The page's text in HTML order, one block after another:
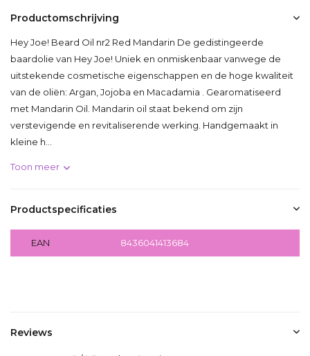
Productomschrijving
Hey Joe! Beard Oil nr2 Red Mandarin De gedistingeerde
baardolie van Hey Joe! Uniek en onmiskenbaar vanwege de
uitstekende cosmetische eigenschappen en de hoge kwaliteit
van de oliën: Argan, Jojoba en Macadamia . Gearomatiseerd
met Mandarin Oil. Mandarin oil staat bekend om zijn
verstevigende en revitaliserende werking. Handgemaakt in
kleine h...
Toon meer
Productspecificaties
EAN 8436041413684
Reviews